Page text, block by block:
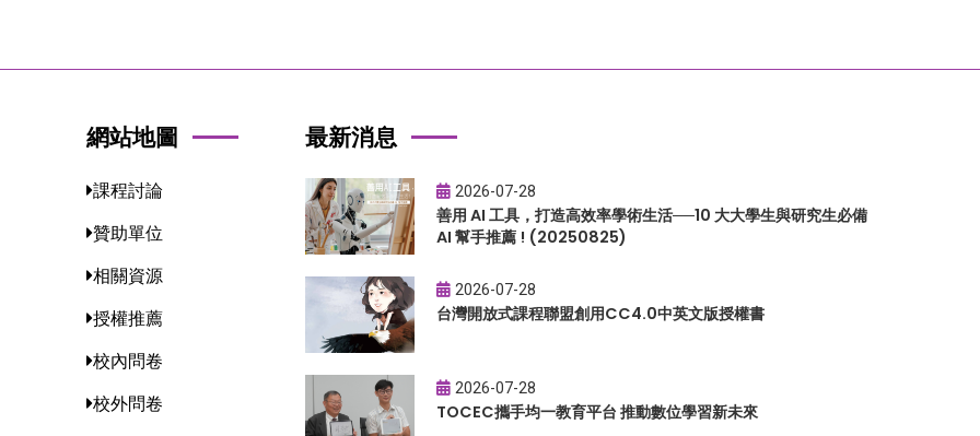
網站地圖
課程討論
贊助單位
相關資源
授權推薦
校內問卷
校外問卷
最新消息
2026-07-28
善用 AI 工具，打造高效率學術生活──10 大大學生與研究生必備
AI 幫手推薦 ! (20250825)
2026-07-28
台灣開放式課程聯盟創用CC4.0中英文版授權書
2026-07-28
TOCEC攜手均一教育平台 推動數位學習新未來